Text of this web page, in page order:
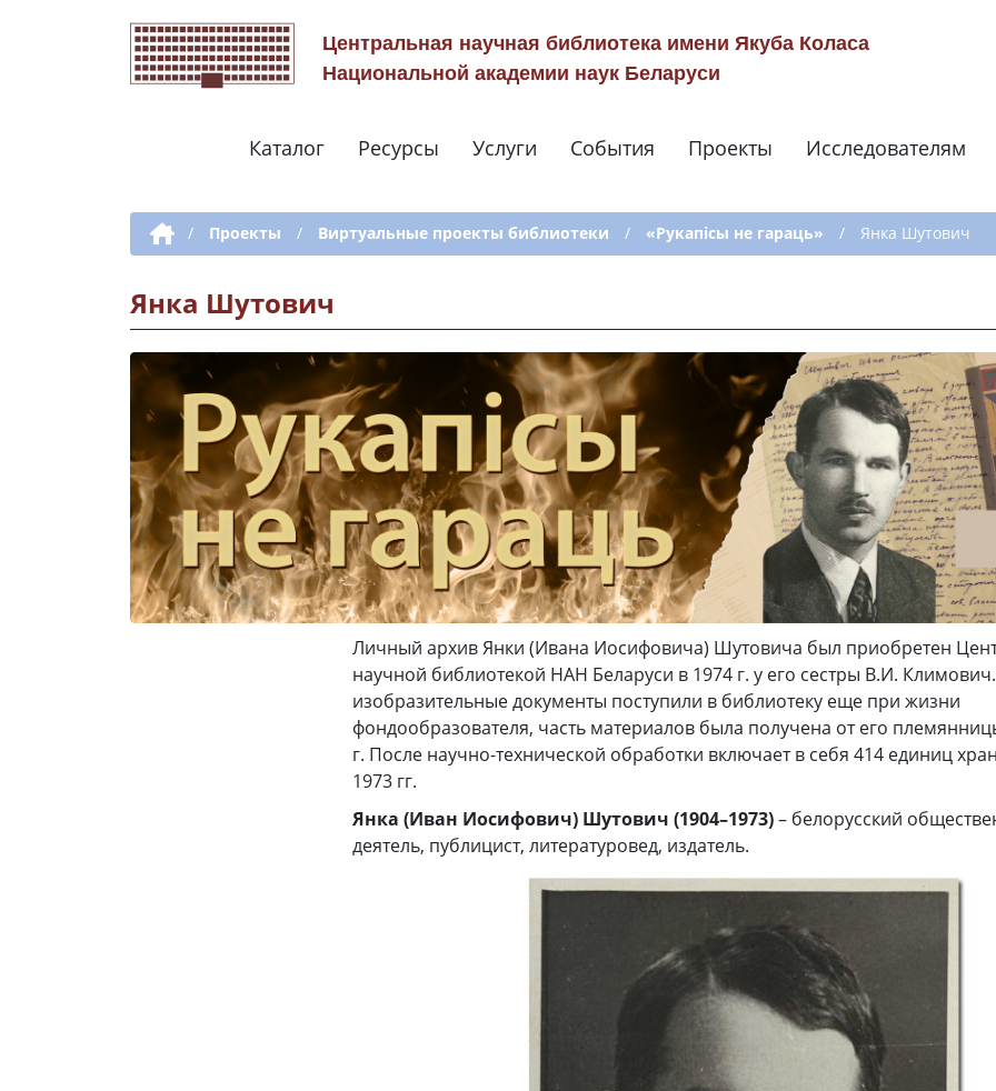
Центральная научная библиотека имени Якуба Коласа
Национальной академии наук Беларуси
Навигация по
Каталог Ресурсы Услуги События Проекты Исследователям
Дополнительная навигация
/ Проекты / Виртуальные проекты библиотеки / «Рукапісы не гараць» / Янка Шутович
Янка Шутович
Личный архив Янки (Ивана Иосифовича) Шутовича был приобретен
научной библиотекой НАН Беларуси в 1974 г. у его сестры В.И.
изобразительные документы поступили в библиотеку еще при жизни
фондообразователя, часть материалов была получена от его
г. После научно-технической обработки включает в себя 414 единиц
1973 гг.
Янка (Иван Иосифович) Шутович (1904–1973)– белорусский
деятель, публицист, литературовед, издатель.